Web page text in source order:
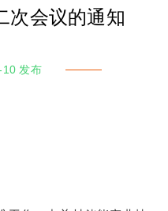
次会议的通知
发布